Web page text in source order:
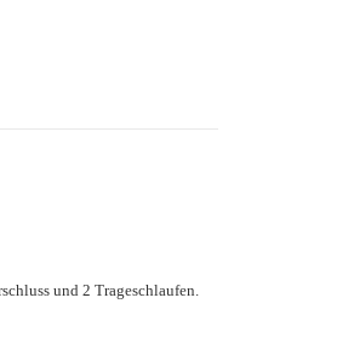
und 2 Trageschlaufen.